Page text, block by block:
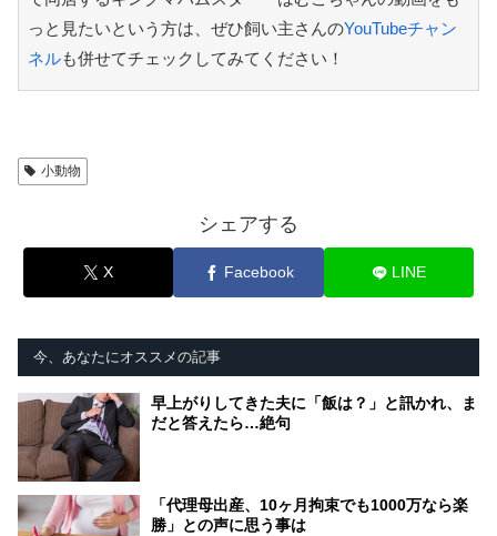
っと見たいという方は、ぜひ飼い主さんのYouTubeチャン
ネルも併せてチェックしてみてください！
小動物
シェアする
X Facebook LINE
今、あなたにオススメの記事
早上がりしてきた夫に「飯は？」と訊かれ、ま
だと答えたら…絶句
「代理母出産、10ヶ月拘束でも1000万なら楽
勝」との声に思う事は